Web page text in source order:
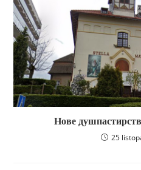
Нове
25